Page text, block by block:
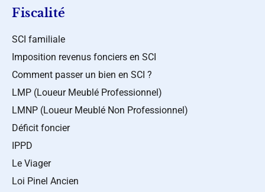
Fiscalité
SCI familiale
Imposition revenus fonciers en SCI
Comment passer un bien en SCI ?
LMP (Loueur Meublé Professionnel)
LMNP (Loueur Meublé Non Professionnel)
Déficit foncier
IPPD
Le Viager
Loi Pinel Ancien